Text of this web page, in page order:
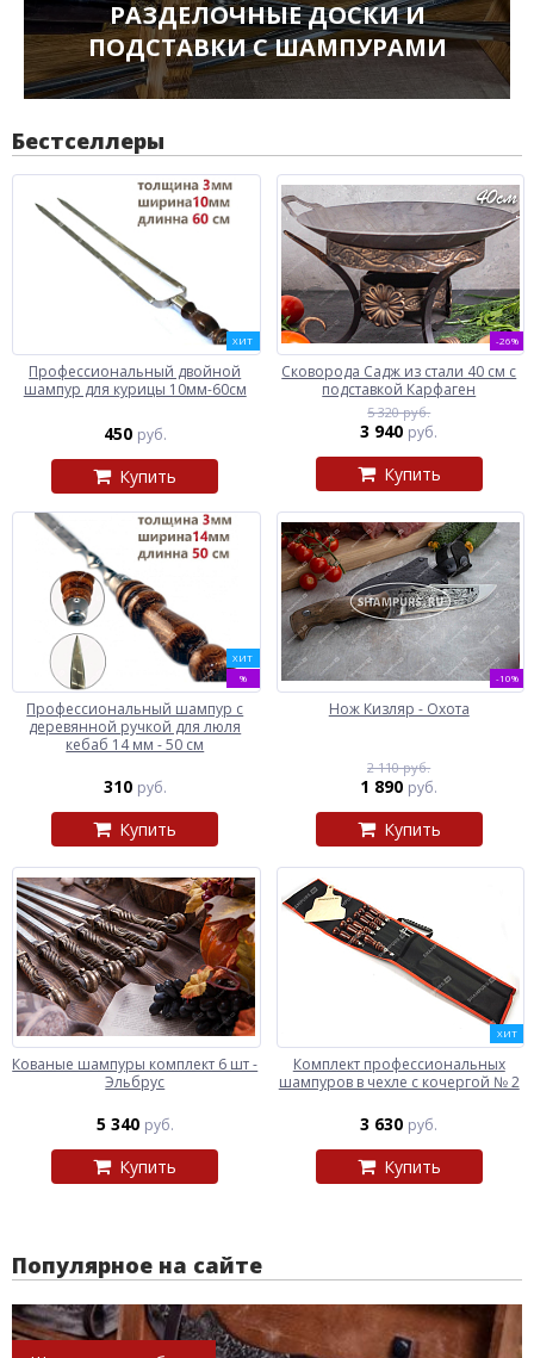
РАЗДЕЛОЧНЫЕ ДОСКИ И
ПОДСТАВКИ С ШАМПУРАМИ
Бестселлеры
ХИТ
Профессиональный двойной
шампур для курицы 10мм-60см
450 руб.
Купить
-26%
Сковорода Садж из стали 40 см с
подставкой Карфаген
5 320 руб.
3 940 руб.
Купить
ХИТ
%
Профессиональный шампур с
деревянной ручкой для люля
кебаб 14 мм - 50 см
310 руб.
Купить
-10%
Нож Кизляр - Охота
2 110 руб.
1 890 руб.
Купить
Кованые шампуры комплект 6 шт -
Эльбрус
5 340 руб.
Купить
ХИТ
Комплект профессиональных
шампуров в чехле с кочергой № 2
3 630 руб.
Купить
Популярное на сайте